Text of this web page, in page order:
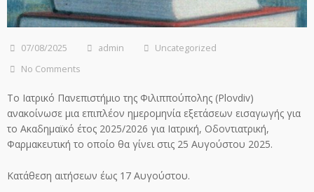
07/08/2025 admin
Uncategorized
No Comments
Το Ιατρικό Πανεπιστήμιο της Φιλιππούπολης (Plovdiv)
ανακοίνωσε μια επιπλέον ημερομηνία εξετάσεων εισαγωγής για
το Ακαδημαϊκό έτος 2025/2026 για Ιατρική, Οδοντιατρική,
Φαρμακευτική το οποίο θα γίνει στις 25 Αυγούστου 2025.
Κατάθεση αιτήσεων έως 17 Αυγούστου.